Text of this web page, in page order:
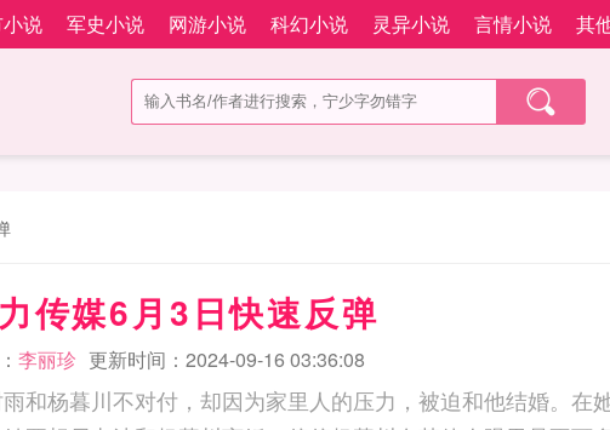
说 军史小说 网游小说 科幻小说 灵异小说 言情小说 其
传媒6月3日快速反弹
李丽珍 更新时间：2024-09-16 03:36:08
和杨暮川不对付，却因为家里人的压力，被迫和他结婚。在